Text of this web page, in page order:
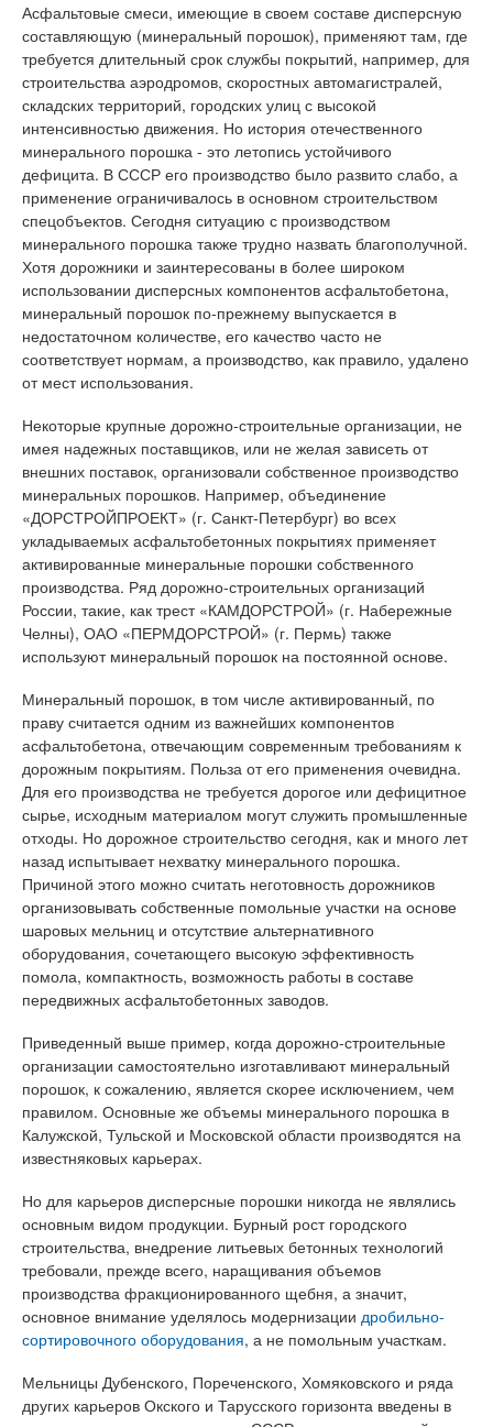
Асфальтовые смеси, имеющие в своем составе дисперсную
составляющую (минеральный порошок), применяют там, где
требуется длительный срок службы покрытий, например, для
строительства аэродромов, скоростных автомагистралей,
складских территорий, городских улиц с высокой
интенсивностью движения. Но история отечественного
минерального порошка - это летопись устойчивого
дефицита. В СССР его производство было развито слабо, а
применение ограничивалось в основном строительством
спецобъектов. Сегодня ситуацию с производством
минерального порошка также трудно назвать благополучной.
Хотя дорожники и заинтересованы в более широком
использовании дисперсных компонентов асфальтобетона,
минеральный порошок по-прежнему выпускается в
недостаточном количестве, его качество часто не
соответствует нормам, а производство, как правило, удалено
от мест использования.
Некоторые крупные дорожно-строительные организации, не
имея надежных поставщиков, или не желая зависеть от
внешних поставок, организовали собственное производство
минеральных порошков. Например, объединение
«ДОРСТРОЙПРОЕКТ» (г. Санкт-Петербург) во всех
укладываемых асфальтобетонных покрытиях применяет
активированные минеральные порошки собственного
производства. Ряд дорожно-строительных организаций
России, такие, как трест «КАМДОРСТРОЙ» (г. Набережные
Челны), ОАО «ПЕРМДОРСТРОЙ» (г. Пермь) также
используют минеральный порошок на постоянной основе.
Минеральный порошок, в том числе активированный, по
праву считается одним из важнейших компонентов
асфальтобетона, отвечающим современным требованиям к
дорожным покрытиям. Польза от его применения очевидна.
Для его производства не требуется дорогое или дефицитное
сырье, исходным материалом могут служить промышленные
отходы. Но дорожное строительство сегодня, как и много лет
назад испытывает нехватку минерального порошка.
Причиной этого можно считать неготовность дорожников
организовывать собственные помольные участки на основе
шаровых мельниц и отсутствие альтернативного
оборудования, сочетающего высокую эффективность
помола, компактность, возможность работы в составе
передвижных асфальтобетонных заводов.
Приведенный выше пример, когда дорожно-строительные
организации самостоятельно изготавливают минеральный
порошок, к сожалению, является скорее исключением, чем
правилом. Основные же объемы минерального порошка в
Калужской, Тульской и Московской области производятся на
известняковых карьерах.
Но для карьеров дисперсные порошки никогда не являлись
основным видом продукции. Бурный рост городского
строительства, внедрение литьевых бетонных технологий
требовали, прежде всего, наращивания объемов
производства фракционированного щебня, а значит,
основное внимание уделялось модернизации дробильно-
сортировочного оборудования, а не помольным участкам.
Мельницы Дубенского, Пореченского, Хомяковского и ряда
других карьеров Окского и Тарусского горизонта введены в